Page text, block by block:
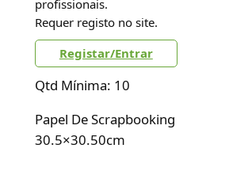
profissionais.
Requer registo no site.
Registar/Entrar
Qtd Mínima: 10
Papel De Scrapbooking
30.5×30.50cm